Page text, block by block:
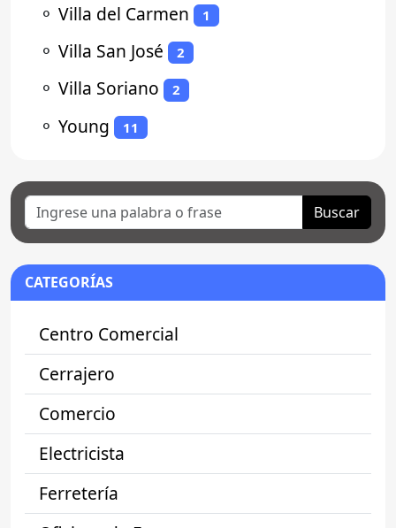
⚬ Villa del Carmen 1
⚬ Villa San José 2
⚬ Villa Soriano 2
⚬ Young 11
Buscar
CATEGORÍAS
Centro Comercial
Cerrajero
Comercio
Electricista
Ferretería